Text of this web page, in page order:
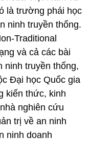
là trường phái học
ninh truyền thống.
Traditional
và cả các bài
ninh truyền thống,
Đại học Quốc gia
kiến thức, kinh
nghiên cứu
trị về an ninh
ninh doanh